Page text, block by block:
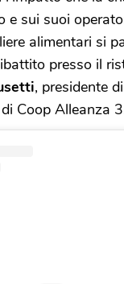
e sui suoi
alimentari si
presso il
, presidente
Coop Alleanza